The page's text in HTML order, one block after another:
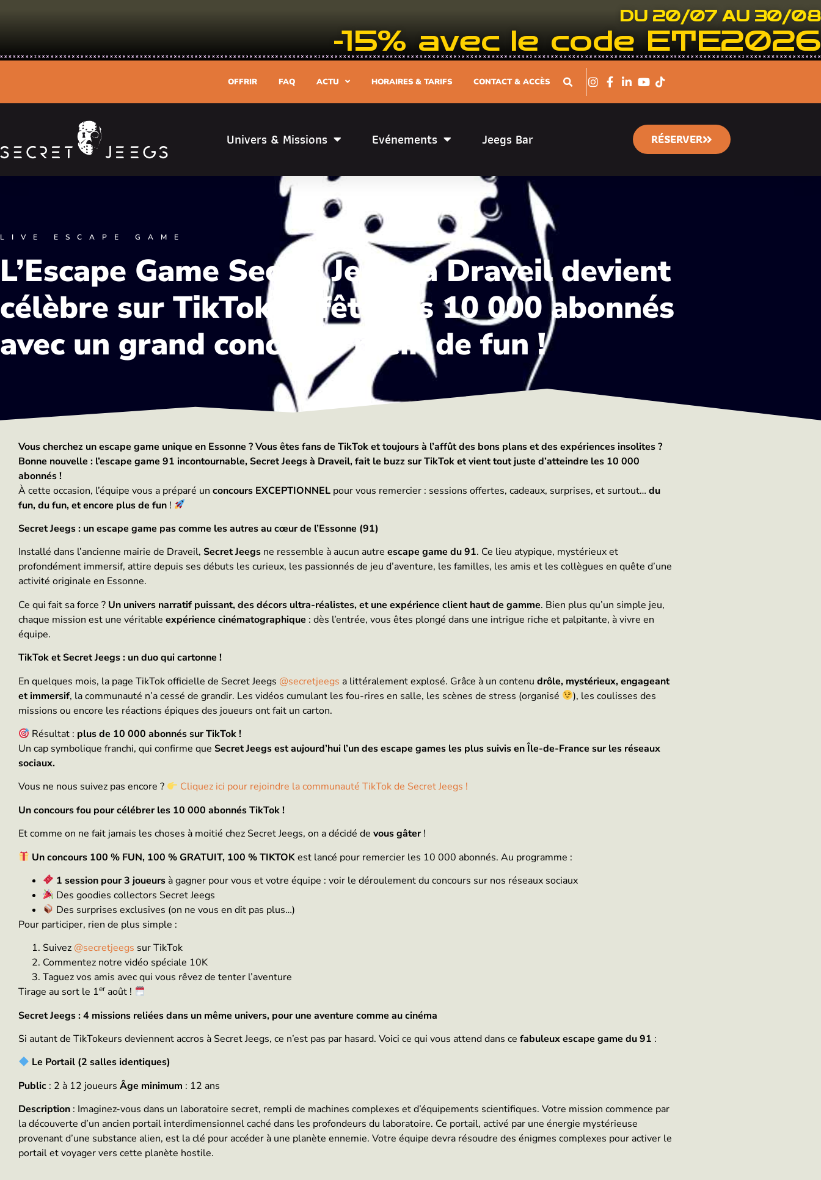
DU 20/07 AU 30/08
-15% avec le code ETE2026
OFFRIR FAQ ACTU HORAIRES & TARIFS CONTACT & ACCÈS
Univers & Missions Evénements Jeegs Bar RÉSERVER
LIVE ESCAPE GAME
L’Escape Game Secret Jeegs à Draveil devient
célèbre sur TikTok et fête ses 10 000 abonnés
avec un grand concours plein de fun !
Vous cherchez un escape game unique en Essonne ? Vous êtes fans de TikTok et toujours à l’affût des bons plans et des expériences insolites ?
Bonne nouvelle : l’escape game 91 incontournable, Secret Jeegs à Draveil, fait le buzz sur TikTok et vient tout juste d’atteindre les 10 000
abonnés !
À cette occasion, l’équipe vous a préparé un concours EXCEPTIONNEL pour vous remercier : sessions offertes, cadeaux, surprises, et surtout… du
fun, du fun, et encore plus de fun !
Secret Jeegs : un escape game pas comme les autres au cœur de l’Essonne (91)
Installé dans l’ancienne mairie de Draveil, Secret Jeegs ne ressemble à aucun autre escape game du 91. Ce lieu atypique, mystérieux et
profondément immersif, attire depuis ses débuts les curieux, les passionnés de jeu d’aventure, les familles, les amis et les collègues en quête d’une
activité originale en Essonne.
Ce qui fait sa force ? Un univers narratif puissant, des décors ultra-réalistes, et une expérience client haut de gamme. Bien plus qu’un simple jeu,
chaque mission est une véritable expérience cinématographique : dès l’entrée, vous êtes plongé dans une intrigue riche et palpitante, à vivre en
équipe.
TikTok et Secret Jeegs : un duo qui cartonne !
En quelques mois, la page TikTok officielle de Secret Jeegs @secretjeegs a littéralement explosé. Grâce à un contenu drôle, mystérieux, engageant
et immersif, la communauté n’a cessé de grandir. Les vidéos cumulant les fou-rires en salle, les scènes de stress (organisé
), les coulisses des
missions ou encore les réactions épiques des joueurs ont fait un carton.
Résultat : plus de 10 000 abonnés sur TikTok !
Un cap symbolique franchi, qui confirme que Secret Jeegs est aujourd’hui l’un des escape games les plus suivis en Île-de-France sur les réseaux
sociaux.
Vous ne nous suivez pas encore ?
Cliquez ici pour rejoindre la communauté TikTok de Secret Jeegs !
Un concours fou pour célébrer les 10 000 abonnés TikTok !
Et comme on ne fait jamais les choses à moitié chez Secret Jeegs, on a décidé de vous gâter!
Un concours 100 % FUN, 100 % GRATUIT, 100 % TIKTOKest lancé pour remercier les 10 000 abonnés. Au programme :
1 session pour 3 joueurs à gagner pour vous et votre équipe : voir le déroulement du concours sur nos réseaux sociaux
Des goodies collectors Secret Jeegs
Des surprises exclusives (on ne vous en dit pas plus…)
Pour participer, rien de plus simple :
Suivez @secretjeegs sur TikTok
Commentez notre vidéo spéciale 10K
Taguez vos amis avec qui vous rêvez de tenter l’aventure
Tirage au sort le 1eraoût !
Secret Jeegs : 4 missions reliées dans un même univers, pour une aventure comme au cinéma
Si autant de TikTokeurs deviennent accros à Secret Jeegs, ce n’est pas par hasard. Voici ce qui vous attend dans ce fabuleux escape game du 91 :
Le Portail (2 salles identiques)
Public : 2 à 12 joueurs Âge minimum : 12 ans
Description : Imaginez-vous dans un laboratoire secret, rempli de machines complexes et d’équipements scientifiques. Votre mission commence par
la découverte d’un ancien portail interdimensionnel caché dans les profondeurs du laboratoire. Ce portail, activé par une énergie mystérieuse
provenant d’une substance alien, est la clé pour accéder à une planète ennemie. Votre équipe devra résoudre des énigmes complexes pour activer le
portail et voyager vers cette planète hostile.